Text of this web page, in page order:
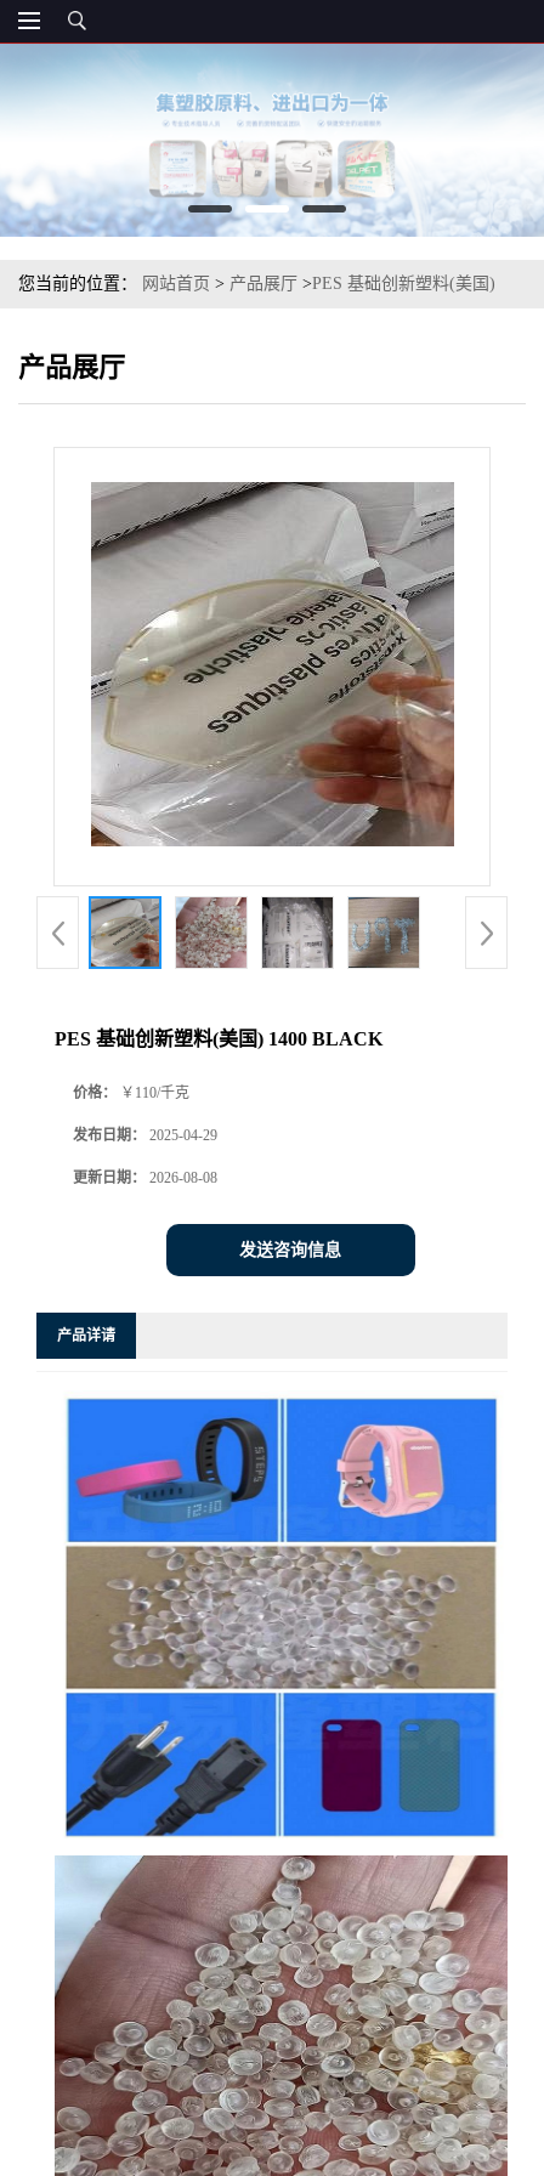
您当前的位置： 网站首页 > 产品展厅 >PES 基础创新塑料(美国)
产品展厅
PES 基础创新塑料(美国) 1400 BLACK
价格： ￥110/千克
发布日期： 2025-04-29
更新日期： 2026-08-08
发送咨询信息
产品详请